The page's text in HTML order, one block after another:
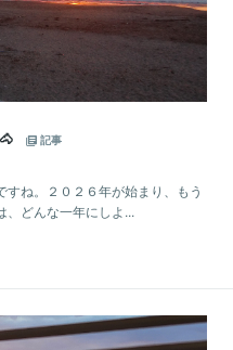
記事
ね。２０２６年が始まり、もう
、どんな一年にしよ...